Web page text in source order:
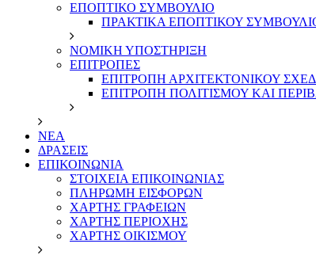
ΕΠΟΠΤΙΚΟ ΣΥΜΒΟΥΛΙΟ
ΠΡΑΚΤΙΚΑ ΕΠΟΠΤΙΚΟΥ
ΝΟΜΙΚΗ ΥΠΟΣΤΗΡΙΞΗ
ΕΠΙΤΡΟΠΕΣ
ΕΠΙΤΡΟΠΗ ΑΡΧΙΤΕΚΤΟΝΙΚΟΥ
ΕΠΙΤΡΟΠΗ ΠΟΛΙΤΙΣΜΟΥ ΚΑΙ
NEA
ΔΡΑΣΕΙΣ
ΕΠΙΚΟΙΝΩΝΙΑ
ΣΤΟΙΧΕΙΑ ΕΠΙΚΟΙΝΩΝΙΑΣ
ΠΛΗΡΩΜΗ ΕΙΣΦΟΡΩΝ
ΧΑΡΤΗΣ ΓΡΑΦΕΙΩΝ
ΧΑΡΤΗΣ ΠΕΡΙΟΧΗΣ
ΧΑΡΤΗΣ ΟΙΚΙΣΜΟΥ